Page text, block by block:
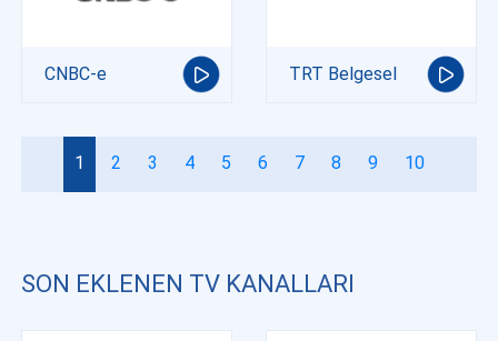
CNBC-e TRT Belgesel
1 2 3 4 5 6 7 8 9 10
SON EKLENEN TV KANALLARI